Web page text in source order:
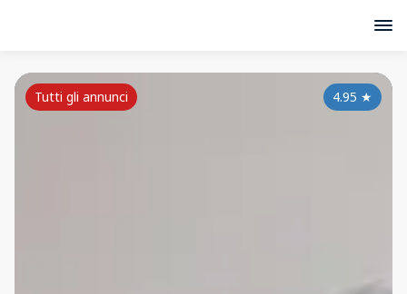
4.95 ★
Tutti gli annunci